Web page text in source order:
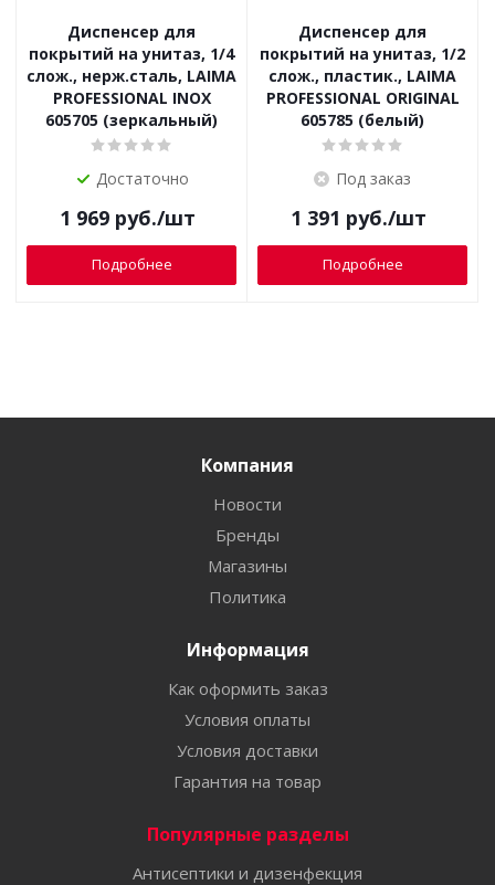
Диспенсер для
покрытий на унитаз, 1/4
слож., нерж.сталь, LAIMA
PROFESSIONAL INOX
605705 (зеркальный)
Достаточно
1 969 руб./шт
Подробнее
Диспенсер для
покрытий на унитаз, 1/2
слож., пластик., LAIMA
PROFESSIONAL ORIGINAL
605785 (белый)
Под заказ
1 391 руб./шт
Подробнее
Компания
Новости
Бренды
Магазины
Политика
Информация
Как оформить заказ
Условия оплаты
Условия доставки
Гарантия на товар
Популярные разделы
Антисептики и дизенфекция